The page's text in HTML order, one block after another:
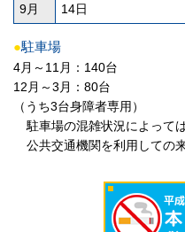
9月 14日
●駐車場
4月～11月：140台
12月～3月：80台
（うち3台身障者専用）
駐車場の混雑状況によって
公共交通機関を利用しての